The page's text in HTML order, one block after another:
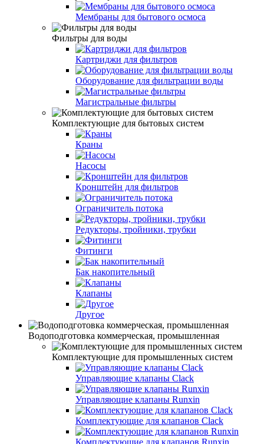
Мембраны для бытового осмоса
Фильтры для воды
Картриджи для фильтров
Оборудование для фильтрации воды
Магистральные фильтры
Комплектующие для бытовых систем
Краны
Насосы
Кронштейн для фильтров
Ограничитель потока
Редукторы, тройники, трубки
Фитинги
Бак накопительный
Клапаны
Другое
Водоподготовка коммерческая, промышленная
Комплектующие для промышленных систем
Управляющие клапаны Clack
Управляющие клапаны Runxin
Комплектующие для клапанов Clack
Комплектующие для клапанов Runxin